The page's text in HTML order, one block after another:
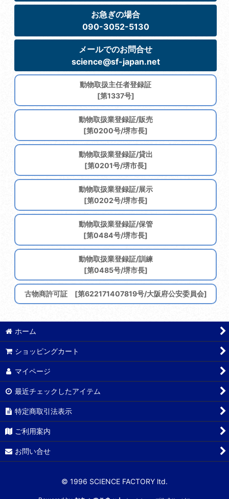
お急ぎの場合
090-3052-5130
メールでのお問合せ
science@sf-japan.net
動物取扱主任者登録証
[第1337号]
動物取扱業登録証/販売
[第0200号/堺市長]
動物取扱業登録証/貸出
[第0201号/堺市長]
動物取扱業登録証/展示
[第0202号/堺市長]
動物取扱業登録証/保管
[第0484号/堺市長]
動物取扱業登録証/訓練
[第0485号/堺市長]
古物商許可証 [第622171407819号/大阪府公安委員会]
ホーム
ショッピングカート
マイページ
最近チェックしたアイテム
特定商取引法表示
ご利用案内
お問い合せ
© 1996 SCIENCE FACTORY ltd.